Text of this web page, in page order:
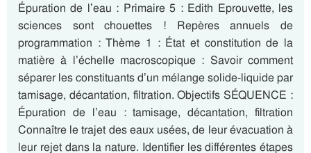
Épuration de l’eau : Primaire 5 : Edith Eprouvette, les
sciences sont chouettes ! Repères annuels de
programmation : Thème 1 : État et constitution de la
matière à l’échelle macroscopique : Savoir comment
séparer les constituants d’un mélange solide-liquide par
tamisage, décantation, filtration. Objectifs SÉQUENCE :
Épuration de l’eau : tamisage, décantation, filtration
Connaître le trajet des eaux usées, de leur évacuation à
leur rejet dans la nature. Identifier les différentes étapes